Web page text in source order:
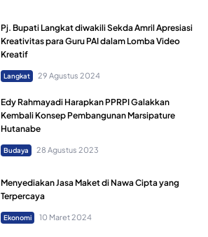
Pj. Bupati Langkat diwakili Sekda Amril Apresiasi
Kreativitas para Guru PAI dalam Lomba Video
Kreatif
Langkat 29 Agustus 2024
Edy Rahmayadi Harapkan PPRPI Galakkan
Kembali Konsep Pembangunan Marsipature
Hutanabe
Budaya 28 Agustus 2023
Menyediakan Jasa Maket di Nawa Cipta yang
Terpercaya
Ekonomi 10 Maret 2024